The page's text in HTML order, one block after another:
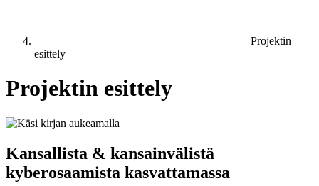
Projektin
esittely
Projektin esittely
Kansallista & kansainvälistä
kyberosaamista kasvattamassa